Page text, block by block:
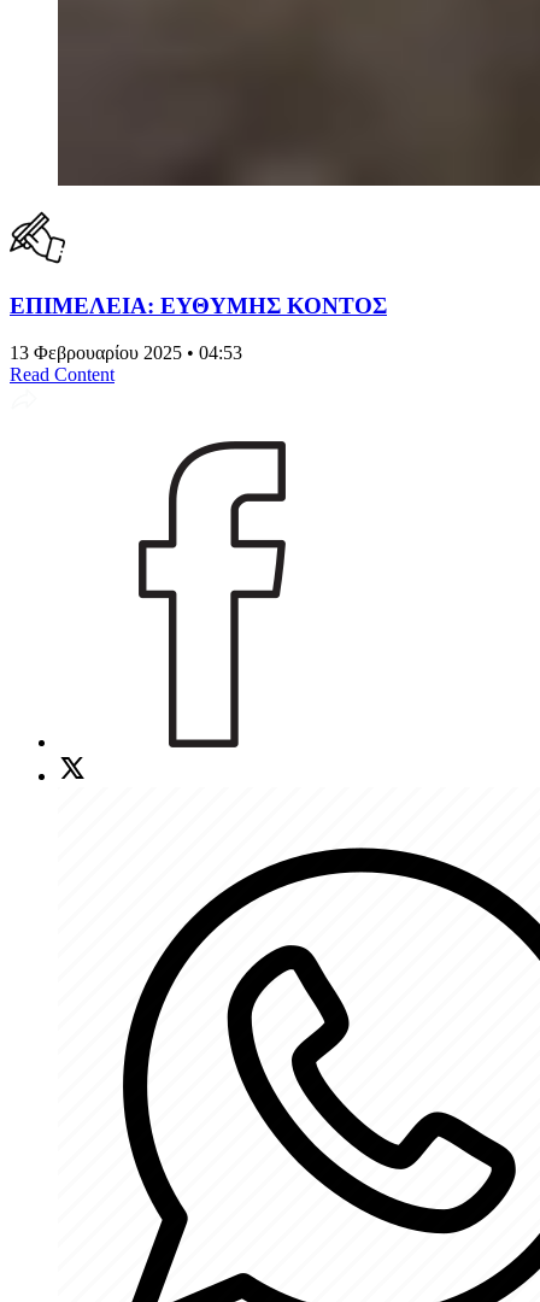
ΕΠΙΜΕΛΕΙΑ: ΕΥΘΥΜΗΣ ΚΟΝΤΟΣ
13 Φεβρουαρίου 2025 • 04:53
Read Content